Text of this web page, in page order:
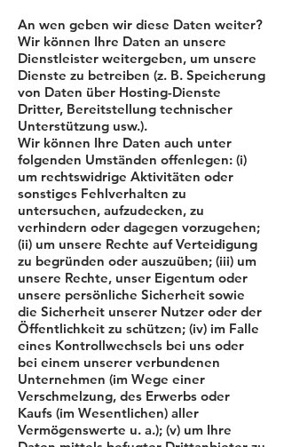
An wen geben wir diese Daten weiter?
Wir können Ihre Daten an unsere
Dienstleister weitergeben, um unsere
Dienste zu betreiben (z. B. Speicherung
von Daten über Hosting-Dienste
Dritter, Bereitstellung technischer
Unterstützung usw.).
Wir können Ihre Daten auch unter
folgenden Umständen offenlegen: (i)
um rechtswidrige Aktivitäten oder
sonstiges Fehlverhalten zu
untersuchen, aufzudecken, zu
verhindern oder dagegen vorzugehen;
(ii) um unsere Rechte auf Verteidigung
zu begründen oder auszuüben; (iii) um
unsere Rechte, unser Eigentum oder
unsere persönliche Sicherheit sowie
die Sicherheit unserer Nutzer oder der
Öffentlichkeit zu schützen; (iv) im Falle
eines Kontrollwechsels bei uns oder
bei einem unserer verbundenen
Unternehmen (im Wege einer
Verschmelzung, des Erwerbs oder
Kaufs (im Wesentlichen) aller
Vermögenswerte u. a.); (v) um Ihre